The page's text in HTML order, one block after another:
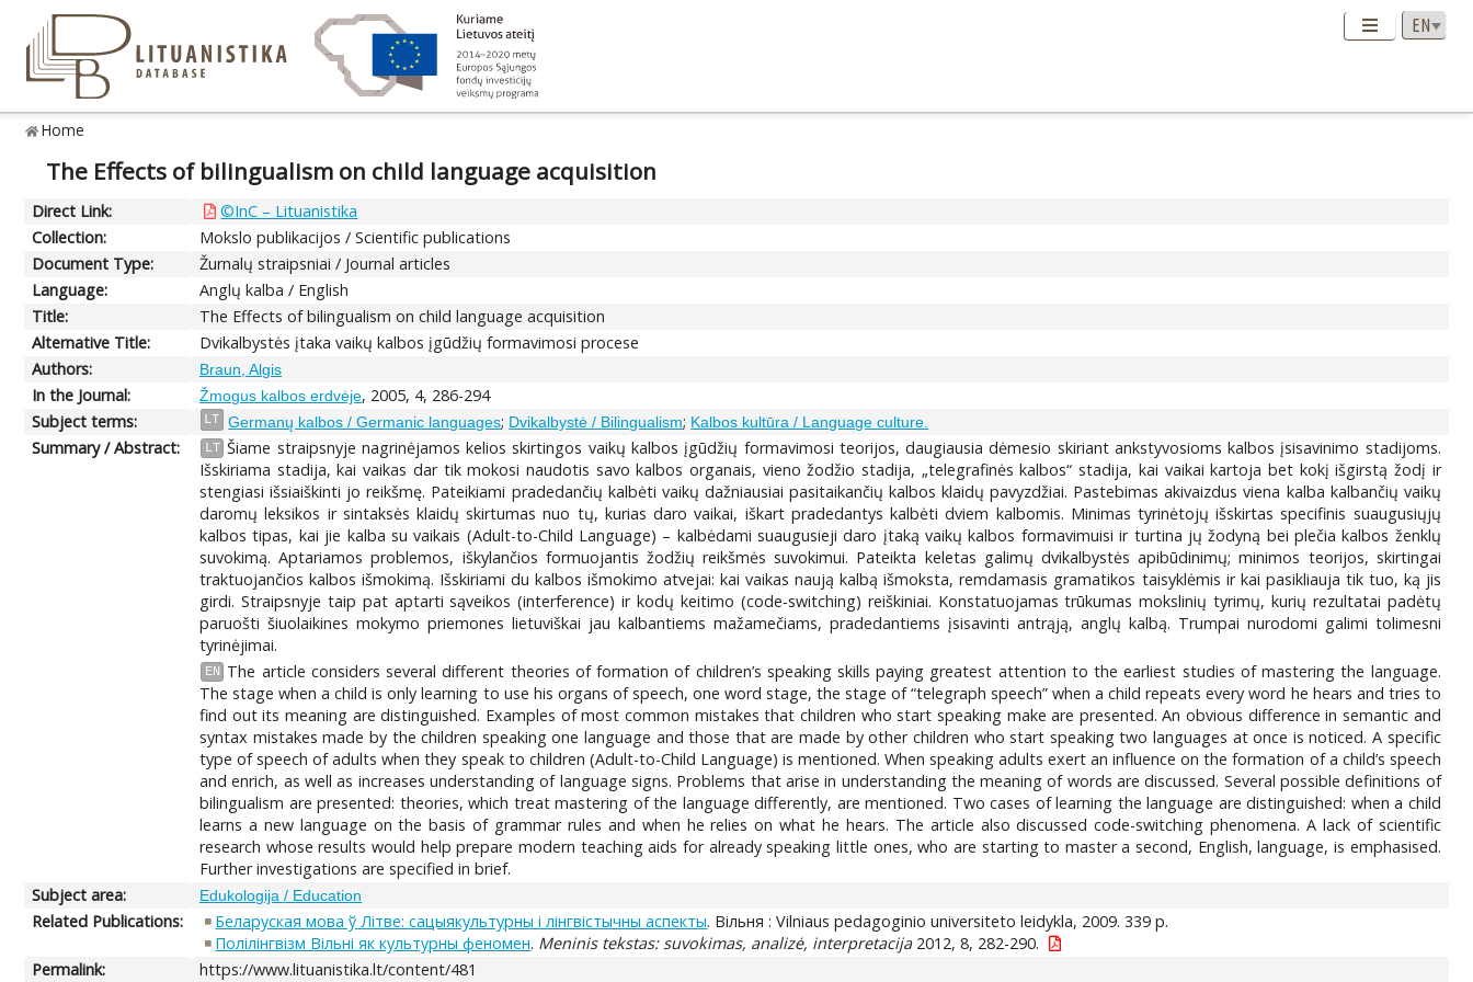
Home
The Effects of bilingualism on child language acquisition
Direct Link:
©InC – Lituanistika
Collection:
Mokslo publikacijos / Scientific publications
Document Type:
Žurnalų straipsniai / Journal articles
Language:
Anglų kalba / English
Title:
The Effects of bilingualism on child language acquisition
Alternative Title:
Dvikalbystės įtaka vaikų kalbos įgūdžių formavimosi procese
Authors:
Braun, Algis
In the Journal: Žmogus kalbos erdvėje, 2005, 4, 286-294
Subject terms:
LT Germanų kalbos / Germanic languages; Dvikalbystė / Bilingualism; Kalbos kultūra / Language culture.
Summary / Abstract: LT Šiame straipsnyje nagrinėjamos kelios skirtingos vaikų kalbos įgūdžių formavimosi teorijos, daugiausia dėmesio skiriant ankstyvosioms kalbos įsisavinimo stadijoms.
Išskiriama stadija, kai vaikas dar tik mokosi naudotis savo kalbos organais, vieno žodžio stadija, „telegrafinės kalbos“ stadija, kai vaikai kartoja bet kokį išgirstą žodį ir
stengiasi išsiaiškinti jo reikšmę. Pateikiami pradedančių kalbėti vaikų dažniausiai pasitaikančių kalbos klaidų pavyzdžiai. Pastebimas akivaizdus viena kalba kalbančių vaikų
daromų leksikos ir sintaksės klaidų skirtumas nuo tų, kurias daro vaikai, iškart pradedantys kalbėti dviem kalbomis. Minimas tyrinėtojų išskirtas specifinis suaugusiųjų
kalbos tipas, kai jie kalba su vaikais (Adult-to-Child Language) – kalbėdami suaugusieji daro įtaką vaikų kalbos formavimuisi ir turtina jų žodyną bei plečia kalbos ženklų
suvokimą. Aptariamos problemos, iškylančios formuojantis žodžių reikšmės suvokimui. Pateikta keletas galimų dvikalbystės apibūdinimų; minimos teorijos, skirtingai
traktuojančios kalbos išmokimą. Išskiriami du kalbos išmokimo atvejai: kai vaikas naują kalbą išmoksta, remdamasis gramatikos taisyklėmis ir kai pasikliauja tik tuo, ką jis
girdi. Straipsnyje taip pat aptarti sąveikos (interference) ir kodų keitimo (code-switching) reiškiniai. Konstatuojamas trūkumas mokslinių tyrimų, kurių rezultatai padėtų
paruošti šiuolaikines mokymo priemones lietuviškai jau kalbantiems mažamečiams, pradedantiems įsisavinti antrąją, anglų kalbą. Trumpai nurodomi galimi tolimesni
tyrinėjimai.
EN
The article considers several different theories of formation of children’s speaking skills paying greatest attention to the earliest studies of mastering the language.
The stage when a child is only learning to use his organs of speech, one word stage, the stage of “telegraph speech” when a child repeats every word he hears and tries to
find out its meaning are distinguished. Examples of most common mistakes that children who start speaking make are presented. An obvious difference in semantic and
syntax mistakes made by the children speaking one language and those that are made by other children who start speaking two languages at once is noticed. A specific
type of speech of adults when they speak to children (Adult-to-Child Language) is mentioned. When speaking adults exert an influence on the formation of a child’s speech
and enrich, as well as increases understanding of language signs. Problems that arise in understanding the meaning of words are discussed. Several possible definitions of
bilingualism are presented: theories, which treat mastering of the language differently, are mentioned. Two cases of learning the language are distinguished: when a child
learns a new language on the basis of grammar rules and when he relies on what he hears. The article also discussed code-switching phenomena. A lack of scientific
research whose results would help prepare modern teaching aids for already speaking little ones, who are starting to master a second, English, language, is emphasised.
Further investigations are specified in brief.
Subject area:
Edukologija / Education
Related Publications: Беларуская мова ў Лiтве: сацыякультурны i лiнгвiстычны аспекты. Вiльня : Vilniaus pedagoginio universiteto leidykla, 2009. 339 p.
Полілінгвізм Вільні як культурны феномен. Meninis tekstas: suvokimas, analizė, interpretacija2012, 8, 282-290.
Permalink:
https://www.lituanistika.lt/content/481